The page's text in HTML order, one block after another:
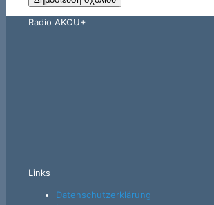
Radio AKOU+
Links
Datenschutzerklärung